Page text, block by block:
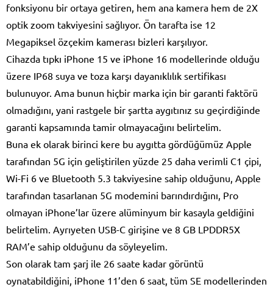
fonksiyonu bir ortaya getiren, hem ana kamera hem de 2X
optik zoom takviyesini sağlıyor. Ön tarafta ise 12
Megapiksel özçekim kamerası bizleri karşılıyor.
Cihazda tıpkı iPhone 15 ve iPhone 16 modellerinde olduğu
üzere IP68 suya ve toza karşı dayanıklılık sertifikası
bulunuyor. Ama bunun hiçbir marka için bir garanti faktörü
olmadığını, yani rastgele bir şartta aygıtınız su geçirdiğinde
garanti kapsamında tamir olmayacağını belirtelim.
Buna ek olarak birinci kere bu aygıtta gördüğümüz Apple
tarafından 5G için geliştirilen yüzde 25 daha verimli C1 çipi,
Wi-Fi 6 ve Bluetooth 5.3 takviyesine sahip olduğunu, Apple
tarafından tasarlanan 5G modemini barındırdığını, Pro
olmayan iPhone’lar üzere alüminyum bir kasayla geldiğini
belirtelim. Ayrıyeten USB-C girişine ve 8 GB LPDDR5X
RAM’e sahip olduğunu da söyleyelim.
Son olarak tam şarj ile 26 saate kadar görüntü
oynatabildiğini, iPhone 11’den 6 saat, tüm SE modellerinden